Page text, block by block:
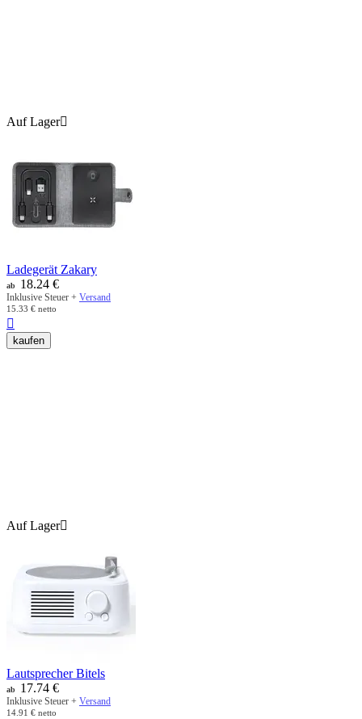
Auf Lager
Ladegerät Zakary
ab 18.24 €
Inklusive Steuer + Versand
15.33 € netto

kaufen
Auf Lager
Lautsprecher Bitels
ab 17.74 €
Inklusive Steuer + Versand
14.91 € netto